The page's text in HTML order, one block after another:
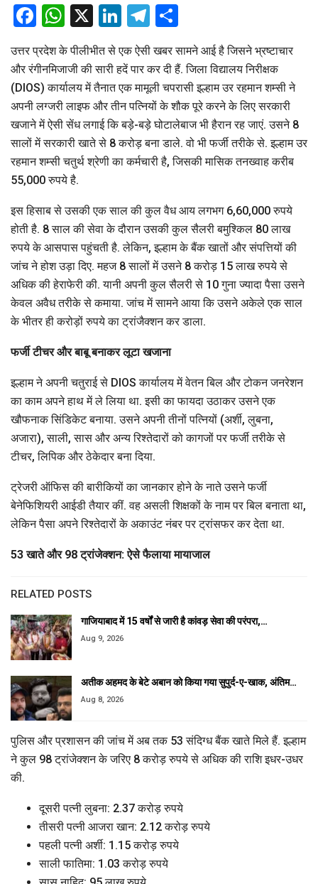
Facebook
WhatsApp
X LinkedIn
Telegram
उत्तर प्रदेश के पीलीभीत से एक ऐसी खबर सामने आई है जिसने भ्रष्टाचार
और रंगीनमिजाजी की सारी हदें पार कर दी हैं. जिला विद्यालय निरीक्षक
(DIOS) कार्यालय में तैनात एक मामूली चपरासी इल्हाम उर रहमान शम्सी ने
अपनी लग्जरी लाइफ और तीन पत्नियों के शौक पूरे करने के लिए सरकारी
खजाने में ऐसी सेंध लगाई कि बड़े-बड़े घोटालेबाज भी हैरान रह जाएं. उसने 8
सालों में सरकारी खाते से 8 करोड़ बना डाले. वो भी फर्जी तरीके से. इल्हाम उर
रहमान शम्सी चतुर्थ श्रेणी का कर्मचारी है, जिसकी मासिक तनख्वाह करीब
55,000 रुपये है.
इस हिसाब से उसकी एक साल की कुल वैध आय लगभग 6,60,000 रुपये
होती है. 8 साल की सेवा के दौरान उसकी कुल सैलरी बमुश्किल 80 लाख
रुपये के आसपास पहुंचती है. लेकिन, इल्हाम के बैंक खातों और संपत्तियों की
जांच ने होश उड़ा दिए. महज 8 सालों में उसने 8 करोड़ 15 लाख रुपये से
अधिक की हेराफेरी की. यानी अपनी कुल सैलरी से 10 गुना ज्यादा पैसा उसने
केवल अवैध तरीके से कमाया. जांच में सामने आया कि उसने अकेले एक साल
के भीतर ही करोड़ों रुपये का ट्रांजैक्शन कर डाला.
फर्जी टीचर और बाबू बनाकर लूटा खजाना
इल्हाम ने अपनी चतुराई से DIOS कार्यालय में वेतन बिल और टोकन जनरेशन
का काम अपने हाथ में ले लिया था. इसी का फायदा उठाकर उसने एक
खौफनाक सिंडिकेट बनाया. उसने अपनी तीनों पत्नियों (अर्शी, लुबना,
अजारा), साली, सास और अन्य रिश्तेदारों को कागजों पर फर्जी तरीके से
टीचर, लिपिक और ठेकेदार बना दिया.
ट्रेजरी ऑफिस की बारीकियों का जानकार होने के नाते उसने फर्जी
बेनेफिशियरी आईडी तैयार कीं. वह असली शिक्षकों के नाम पर बिल बनाता था,
लेकिन पैसा अपने रिश्तेदारों के अकाउंट नंबर पर ट्रांसफर कर देता था.
53 खाते और 98 ट्रांजेक्शन: ऐसे फैलाया मायाजाल
RELATED POSTS
गाजियाबाद में 15 वर्षों से जारी है कांवड़ सेवा की परंपरा,…
Aug 9, 2026
अतीक अहमद के बेटे अबान को किया गया सुपुर्द-ए-खाक, अंतिम…
Aug 8, 2026
पुलिस और प्रशासन की जांच में अब तक 53 संदिग्ध बैंक खाते मिले हैं. इल्हाम
ने कुल 98 ट्रांजेक्शन के जरिए 8 करोड़ रुपये से अधिक की राशि इधर-उधर
की.
दूसरी पत्नी लुबना: 2.37 करोड़ रुपये
तीसरी पत्नी आजरा खान: 2.12 करोड़ रुपये
पहली पत्नी अर्शी: 1.15 करोड़ रुपये
साली फातिमा: 1.03 करोड़ रुपये